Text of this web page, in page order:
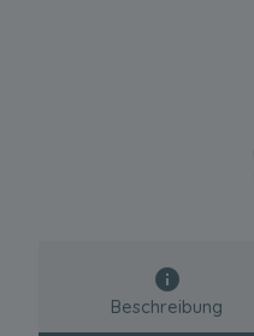
Beschreibung